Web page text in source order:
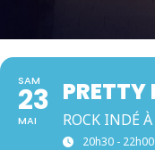
SAM
23
MAI
PRETTY
ROCK INDÉ
20h30 - 22h00